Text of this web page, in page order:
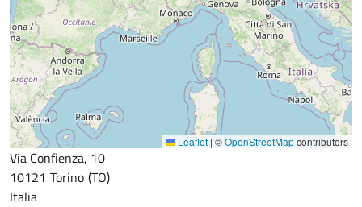
Leaflet | ©OpenStreetMapcontributors
Via Confienza, 10
10121 Torino TO
Italia